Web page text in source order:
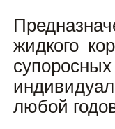
жидкого
любой